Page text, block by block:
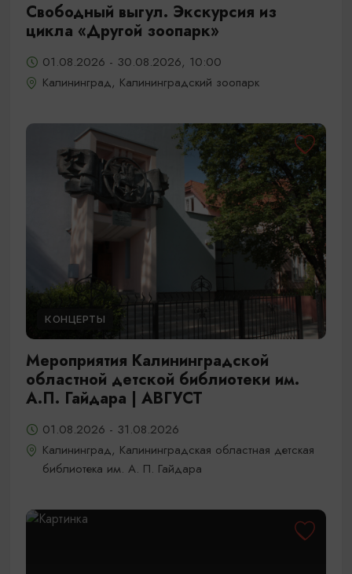
Свободный выгул. Экскурсия из
цикла «Другой зоопарк»
01.08.2026 - 30.08.2026, 10:00
Калининград, Калининградский зоопарк
КОНЦЕРТЫ
Мероприятия Калининградской
областной детской библиотеки им.
А.П. Гайдара | АВГУСТ
01.08.2026 - 31.08.2026
Калининград, Калининградская областная детская
библиотека им. А. П. Гайдара